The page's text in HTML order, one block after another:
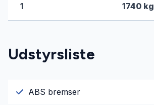
1 1740 kg
Udstyrsliste
ABS bremser